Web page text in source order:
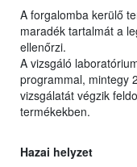
A forgalomba kerülő
maradék tartalmát a
ellenőrzi.
A vizsgáló
programmal, mintegy
vizsgálatát végzik
termékekben.
Hazai helyzet